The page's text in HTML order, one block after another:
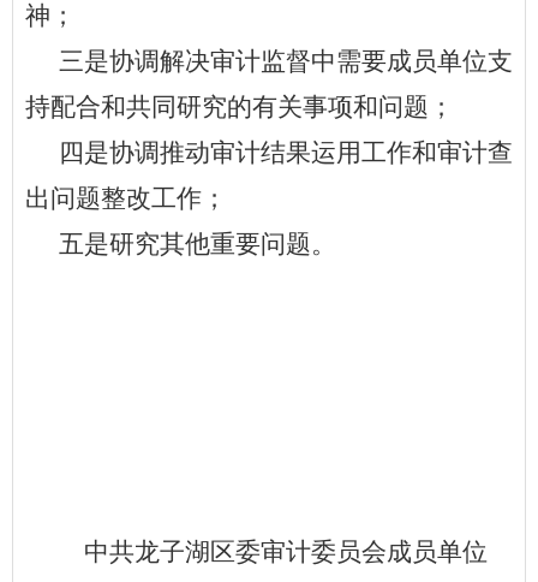
神；
三是协调解决审计监督中需要成员单位支
持配合和共同研究的有关事项和问题；
四是协调推动审计结果运用工作和审计查
出问题整改工作；
五是研究其他重要问题。
中共龙子湖区委审计委员会成员单位